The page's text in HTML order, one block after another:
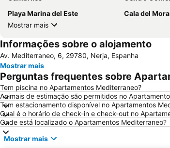
Playa Marina del Este
Cala del
Mostrar mais
Informações sobre o alojamento
Av. Mediterraneo, 6, 29780, Nerja, Espanha
Mostrar mais
Perguntas frequentes sobre
Tem piscina no Apartamentos Mediterraneo?
Animais de estimação são permitidos no
Tem estacionamento disponível no Apartamentos
Qual é o horário de check-in e check-out no
Onde está localizado o Apartamentos Mediterraneo?
Mostrar mais